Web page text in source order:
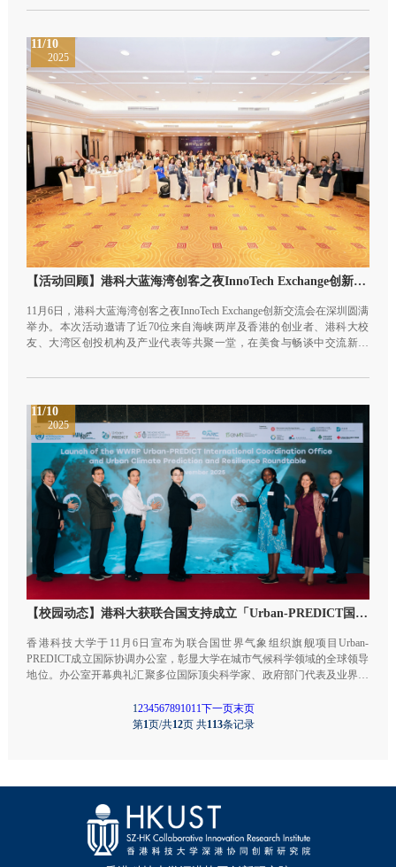
长、机械及航空航天工程学系署理系主任及讲座教授、电子及计算机工程
教授出任。通过加强校企合作，资源和技术共享，联合实验室将以创新方
案促进人工智能在更多行业深度落地，为推动香港及国家科技发展贡献一
分力。
11/10
2025
【活动回顾】港科大蓝海湾创客之夜InnoTech Exchange创新交流会圆满举办
11月6日，港科大蓝海湾创客之夜InnoTech Exchange创新交流会在深圳圆满
举办。本次活动邀请了近70位来自海峡两岸及香港的创业者、港科大校
友、大湾区创投机构及产业代表等共聚一堂，在美食与畅谈中交流新动
11/10
2025
【校园动态】港科大获联合国支持成立「Urban-PREDICT国际协调办公室」
香港科技大学于11月6日宣布为联合国世界气象组织旗舰项目Urban-
PREDICT成立国际协调办公室，彰显大学在城市气候科学领域的全球领导
地位。办公室开幕典礼汇聚多位国际顶尖科学家、政府部门代表及业界专
跨领域合作，为全球共同应对城市气候风险迈出重要一步。
1234567891011下一页末页
第1页/共12页 共113条记录